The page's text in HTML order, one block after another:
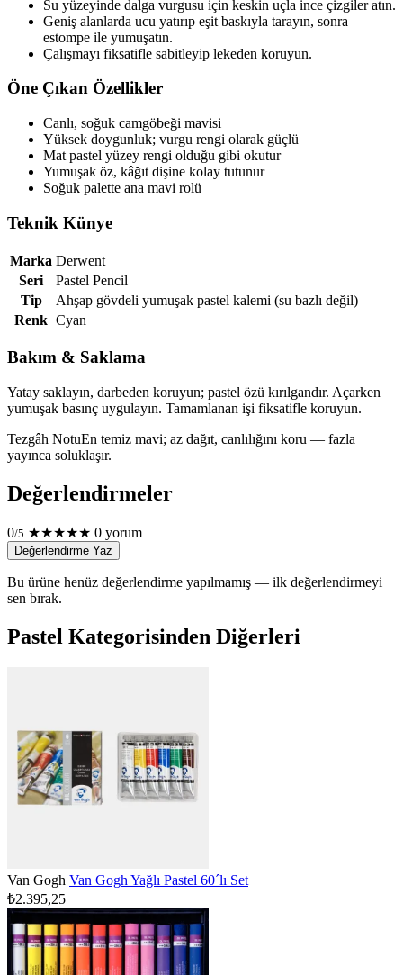
Su yüzeyinde dalga vurgusu için keskin uçla ince çizgiler atın.
Geniş alanlarda ucu yatırıp eşit baskıyla tarayın, sonra
estompe ile yumuşatın.
Çalışmayı fiksatifle sabitleyip lekeden koruyun.
Öne Çıkan Özellikler
Canlı, soğuk camgöbeği mavisi
Yüksek doygunluk; vurgu rengi olarak güçlü
Mat pastel yüzey rengi olduğu gibi okutur
Yumuşak öz, kâğıt dişine kolay tutunur
Soğuk palette ana mavi rolü
Teknik Künye
Marka Derwent
Seri
Pastel Pencil
Tip
Ahşap gövdeli yumuşak pastel kalemi (su bazlı değil)
Renk Cyan
Bakım & Saklama
Yatay saklayın, darbeden koruyun; pastel özü kırılgandır. Açarken
yumuşak basınç uygulayın. Tamamlanan işi fiksatifle koruyun.
Tezgâh NotuEn temiz mavi; az dağıt, canlılığını koru — fazla
yayınca soluklaşır.
Değerlendirmeler
0/5 ★★★★★ 0 yorum
Değerlendirme Yaz
Bu ürüne henüz değerlendirme yapılmamış — ilk değerlendirmeyi
sen bırak.
Pastel Kategorisinden Diğerleri
Van Gogh Van Gogh Yağlı Pastel 60´lı Set
₺2.395,25